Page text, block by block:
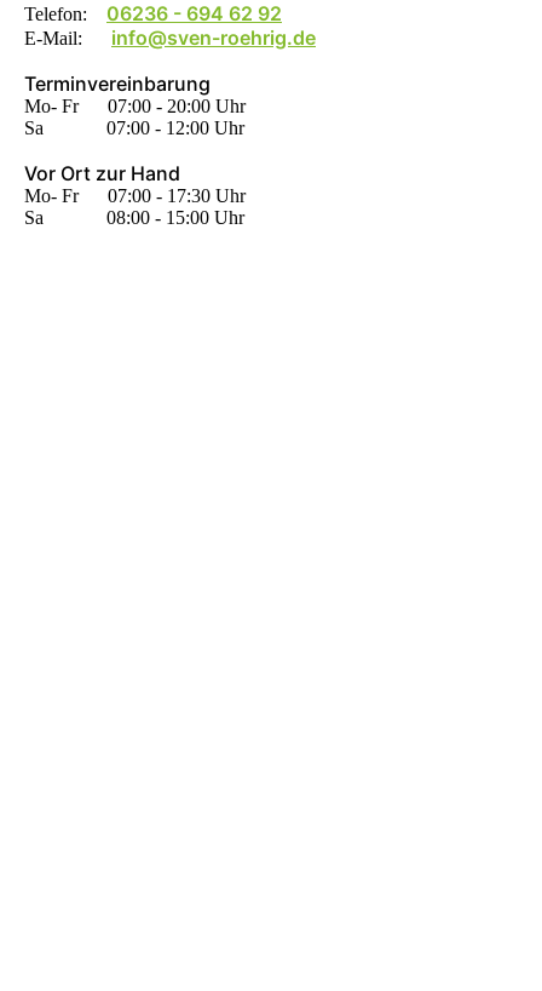
Telefon: 06236 - 694 62 92
E-Mail: info@sven-roehrig.de
Terminvereinbarung
Mo- Fr 07:00 - 20:00 Uhr
Sa 07:00 - 12:00 Uhr
Vor Ort zur Hand
Mo- Fr 07:00 - 17:30 Uhr
Sa 08:00 - 15:00 Uhr